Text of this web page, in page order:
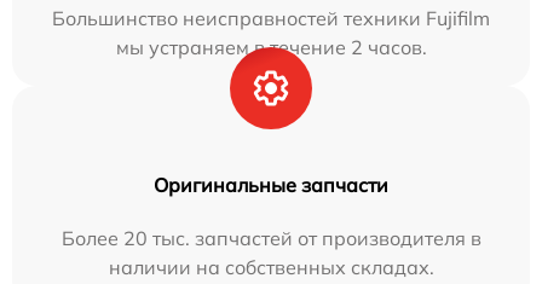
Большинство неисправностей техники Fujifilm
мы устраняем в течение 2 часов.
Оригинальные запчасти
Более 20 тыс. запчастей от производителя в
наличии на собственных складах.